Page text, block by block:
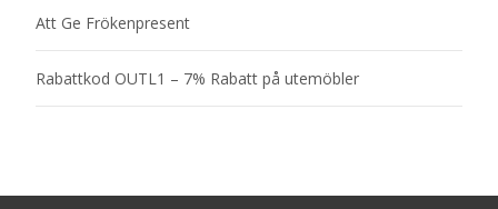
Att Ge Frökenpresent
Rabattkod OUTL1 – 7% Rabatt på utemöbler